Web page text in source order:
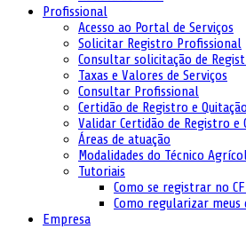
Profissional
Acesso ao Portal de Serviços
Solicitar Registro Profissional
Consultar solicitação de
Taxas e Valores de Serviços
Consultar Profissional
Certidão de Registro e Quitação
Validar Certidão de Registro e
Áreas de atuação
Modalidades do Técnico
Tutoriais
Como se registrar no
Como regularizar meus
Empresa